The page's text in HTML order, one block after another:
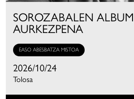
SOROZABALEN
AURKEZPENA
EASO ABESBATZA MISTOA
2026/10/24
Tolosa